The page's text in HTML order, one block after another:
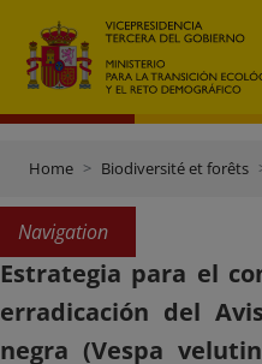
Home Biodiversité et forêts
Navigation
Estrategia para el
erradicación del
negra (Vespa